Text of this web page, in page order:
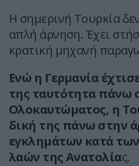
Η σημερινή Τουρκία
απλή άρνηση. Έχει
κρατική μηχανή
Ενώ η Γερμανία
της ταυτότητα πάνω
Ολοκαυτώματος, η
δική της πάνω στην
εγκλημάτων κατά
λαών της Ανατολίας.